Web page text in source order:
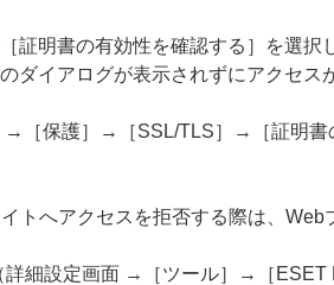
証明書の有効性を確認する］を選
ダイアログが表示されずにアクセス
→［保護］→［SSL/TLS］→［証明書
トへアクセスを拒否する際は、
詳細設定画面 →［ツール］→［ESET